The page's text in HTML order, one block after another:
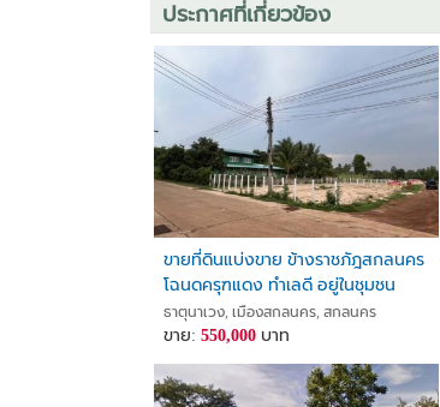
ประกาศที่เกี่ยวข้อง
ขายที่ดินแบ่งขาย ข้างราชภัฎสกลนคร
โฉนดครุฑแดง ทำเลดี อยู่ในชุมชน
ธาตุนาเวง, เมืองสกลนคร, สกลนคร
ขาย: 550,000บาท